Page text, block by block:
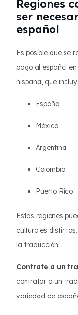
Regiones
ser
español
Es posible que se
pago al español
hispana, que
España
México
Argentina
Colombia
Puerto Rico
Estas regiones
culturales
la traducción.
Contrate a un
contratar a un
variedad de